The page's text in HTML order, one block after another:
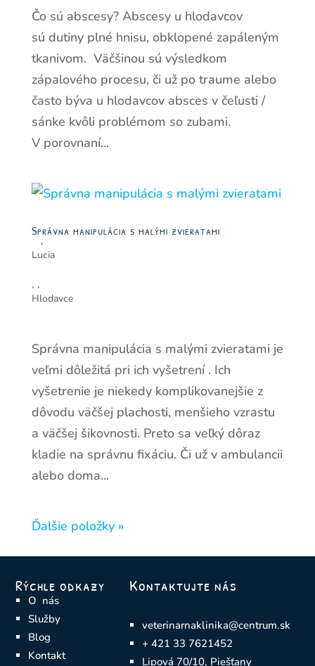
Čo sú abscesy? Abscesy u hlodavcov
sú dutiny plné hnisu, obklopené zapáleným
tkanivom. Väčšinou sú výsledkom
zápalového procesu, či už po traume alebo
často býva u hlodavcov absces v čeľusti /
sánke kvôli problémom so zubami.
V porovnaní...
Správna manipulácia s malými zvieratami
od
Lucia
| |
Hlodavce
Správna manipulácia s malými zvieratami je
veľmi dôležitá pri ich vyšetrení . Ich
vyšetrenie je niekedy komplikovanejšie z
dôvodu väčšej plachosti, menšieho vzrastu
a väčšej šikovnosti. Preto sa veľký dôraz
kladie na správnu fixáciu. Či už v ambulancii
alebo doma...
Ďalšie položky »
Rýchle odkazy
O nás
Služby
Blog
Kontakt
Kontaktujte nás
veterinarnaklinika@centrum.sk
+ 421 33 7621452
Lipová 70/10, Piešťany